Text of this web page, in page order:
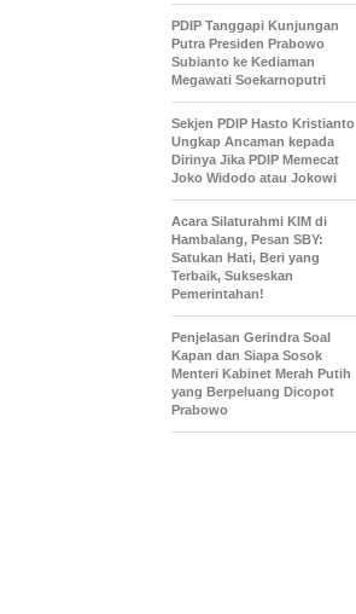
PDIP Tanggapi Kunjungan
Putra Presiden Prabowo
Subianto ke Kediaman
Megawati Soekarnoputri
Sekjen PDIP Hasto Kristianto
Ungkap Ancaman kepada
Dirinya Jika PDIP Memecat
Joko Widodo atau Jokowi
Acara Silaturahmi KIM di
Hambalang, Pesan SBY:
Satukan Hati, Beri yang
Terbaik, Sukseskan
Pemerintahan!
Penjelasan Gerindra Soal
Kapan dan Siapa Sosok
Menteri Kabinet Merah Putih
yang Berpeluang Dicopot
Prabowo